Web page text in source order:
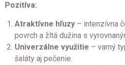
Pozitíva:
Atraktívne hľuzy – intenzívna
povrch a žltá dužina s
Univerzálne využitie – varný
šaláty aj pečenie.